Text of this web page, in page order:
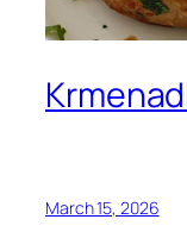
March 15, 2026